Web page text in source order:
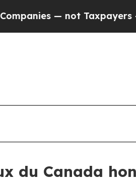
Taxpayers — the Chance
du Canada